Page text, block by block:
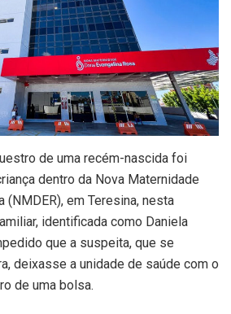
de uma recém-nascida foi
dentro da Nova Maternidade
(NMDER), em Teresina, nesta
identificada como Daniela
que a suspeita, que se
deixasse a unidade de saúde com o
de uma bolsa.